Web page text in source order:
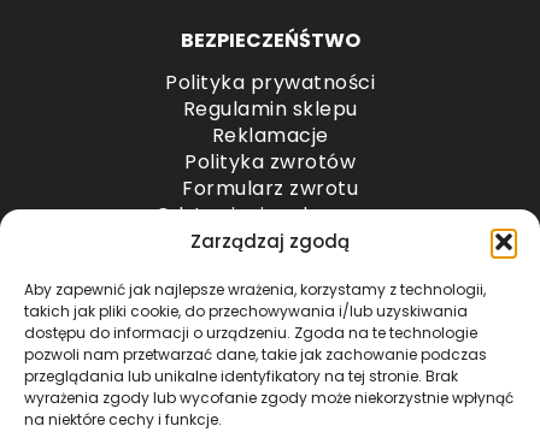
Zarządzaj zgodą
Aby zapewnić jak najlepsze wrażenia, korzystamy z technologii,
takich jak pliki cookie, do przechowywania i/lub uzyskiwania
dostępu do informacji o urządzeniu. Zgoda na te technologie
pozwoli nam przetwarzać dane, takie jak zachowanie podczas
przeglądania lub unikalne identyfikatory na tej stronie. Brak
wyrażenia zgody lub wycofanie zgody może niekorzystnie wpłynąć
na niektóre cechy i funkcje.
BEZPIECZEŃŚTWO
Polityka prywatności
Regulamin sklepu
Reklamacje
Polityka zwrotów
Formularz zwrotu
Odstąpienie od umowy
Odstąpienie od umowy – przesyłki paletowe
METODY PŁATNOŚCI